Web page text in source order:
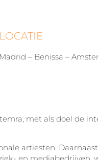
LOCATIE
Madrid – Benissa –
met als doel de
artiesten.